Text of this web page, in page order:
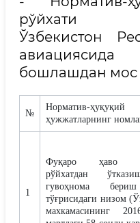
рўйхати
Ўзбекистон
бошлашдан мос
№
Норматив-ҳуқуқий
ҳужжатларнинг
1
Фуқаро ҳаво
рўйхатдан
гувоҳнома
тўғрисидаги низом
махкамасининг